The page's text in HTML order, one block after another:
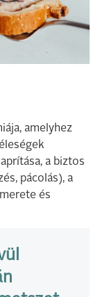
amelyhez
a biztos
pácolás), a
és